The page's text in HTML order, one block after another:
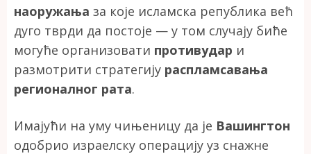
наоружања за које исламска република већ
дуго тврди да постоје — у том случају биће
могуће организовати противудар и
размотрити стратегију распламсавања
регионалног рата.
Имајући на уму чињеницу да је Вашингтон
одобрио израелску операцију уз снажне